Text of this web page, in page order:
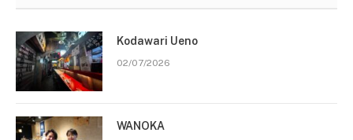
Kodawari Ueno
02/07/2026
WANOKA